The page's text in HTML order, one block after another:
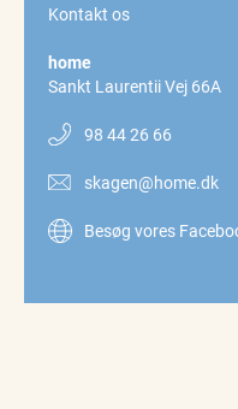
Kontakt os
home
Sankt Laurentii Vej 66A
98 44 26 66
skagen@home.dk
Besøg vores